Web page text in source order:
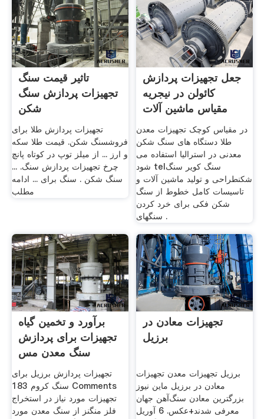
تاثیر قیمت سنگ
تجهیزات پردازش سنگ
شکن
تجهیزات پردازش طلا برای
فروشسنگ شکن. قیمت طلا سکه
و ارز ... از میلز توپ در کوتاه پانچ
چرخ تجهیزات پردازش سنگ. ...
سنگ شکن . سنگ برای ... ادامه
مطلب
جعل تجهیزات پردازش
کائولن در نیجریه
مقیاس ماشین آلات
معدن
در مقیاس کوچک تجهیزات معدن
طلا دستگاه های سنگ شکن
معدنی در استرالیا استفاده می
شود telسنگ کویر سنگ
شکنطراحی و تولید ماشین آلات و
تاسيسات كامل خطوط از سنگ
شکن فکی برای خرد کردن
سنگهای .
برآورد و تخمین گیاه
تجهیزات برای پردازش
سنگ معدن مس
تجهیزات پردازش برزیل برای
سنگ کروم 183 Comments
تجهیزات مورد نیاز در استخراج
فلز منگنز از سنگ معدن مورد
تجهیزات معادن در
برزیل
برزیل تجهیزات معدن تجهیزات
معادن در برزیل ماین نیوز
بزرگترین معادن سنگ‌آهن جهان
معرفی شدند+عکس. 6 آوريل